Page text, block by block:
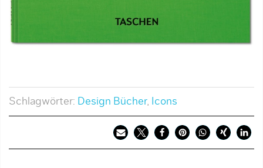
Schlagwörter: Design Bücher, Icons